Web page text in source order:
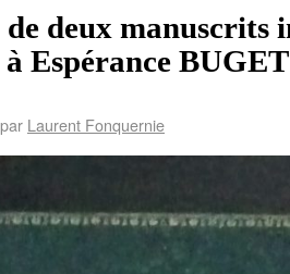
deux manuscrits
Espérance
par Laurent Fonquernie